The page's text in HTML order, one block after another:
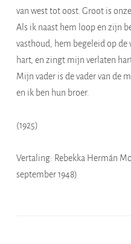
van west tot oost. Groot is
Als ik naast hem loop en zijn
vasthoud, hem begeleid op
hart, en zingt mijn verlaten
Mijn vader is de vader van de
en ik ben hun broer.
(1925)
Vertaling: Rebekka Hermán
september 1948)